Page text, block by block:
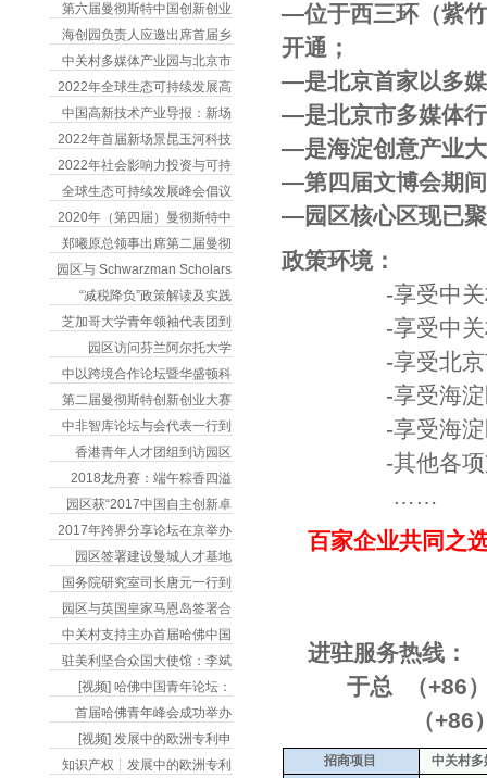
第六届曼彻斯特中国创新创业
海创园负责人应邀出席首届乡
中关村多媒体产业园与北京市
2022年全球生态可持续发展高
中国高新技术产业导报：新场
2022年首届新场景昆玉河科技
2022年社会影响力投资与可持
全球生态可持续发展峰会倡议
2020年（第四届）曼彻斯特中
郑曦原总领事出席第二届曼彻
园区与 Schwarzman Scholars
“减税降负”政策解读及实践
芝加哥大学青年领袖代表团到
园区访问芬兰阿尔托大学
中以跨境合作论坛暨华盛顿科
第二届曼彻斯特创新创业大赛
中非智库论坛与会代表一行到
香港青年人才团组到访园区
2018龙舟赛：端午粽香四溢
园区获“2017中国自主创新卓
2017年跨界分享论坛在京举办
园区签署建设曼城人才基地
国务院研究室司长唐元一行到
园区与英国皇家马恩岛签署合
中关村支持主办首届哈佛中国
驻美利坚合众国大使馆：李斌
[视频] 哈佛中国青年论坛：
首届哈佛青年峰会成功举办
[视频] 发展中的欧洲专利申
知识产权┆发展中的欧洲专利
―位于西三环（紫
开通；
―是北京首家以多
―是北京市多媒体
―是海淀创意产业
―第四届文博会期
―园区核心区现已
政策环境：
-享受中关村国
-享受中关村国
-享受北京市
-享受海淀区鼓
-享受海淀区文
-其他各项支
……
百家企业共同之
进驻服务热线：
于总 （+86）
（+86）
招商项目
中关村多